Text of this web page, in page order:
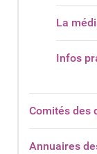
La
Infos
Comités des
Annuaires